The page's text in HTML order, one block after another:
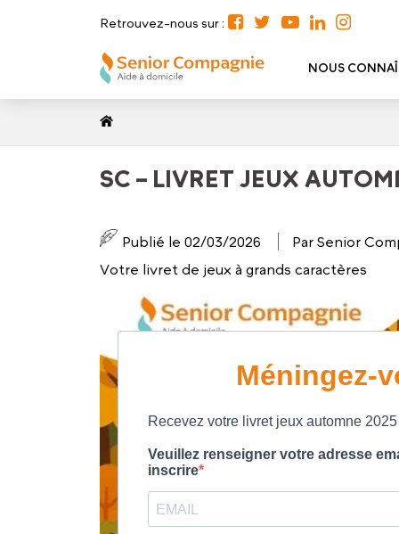
Retrouvez-nous sur :
NOUS
SC – LIVRET JEUX
Publié le 02/03/2026
Par Senior
Votre livret de jeux à grands caractères